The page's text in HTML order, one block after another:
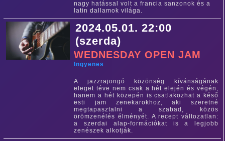
nagy hatással volt a francia sanzonok és a
latin dallamok világa.
2024.05.01. 22:00
(szerda)
WEDNESDAY OPEN JAM
Ingyenes
A jazzrajongó közönség kívánságának
eleget téve nem csak a hét elején és végén,
hanem a hét közepén is csatlakozhat a késő
esti jam zenekarokhoz, aki szeretné
megtapasztalni a szabad, közös
örömzenélés élményét. A recept változatlan:
a szerdai alap-formációkat is a legjobb
zenészek alkotják.